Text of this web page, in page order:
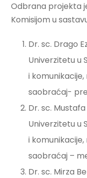
Odbrana projekta
Komisijom u
Dr. sc. Drago
Univerzitetu u
i
saobraćaj-
Dr. sc.
Univerzitetu u
i
saobraćaj –
Dr. sc. Mirza